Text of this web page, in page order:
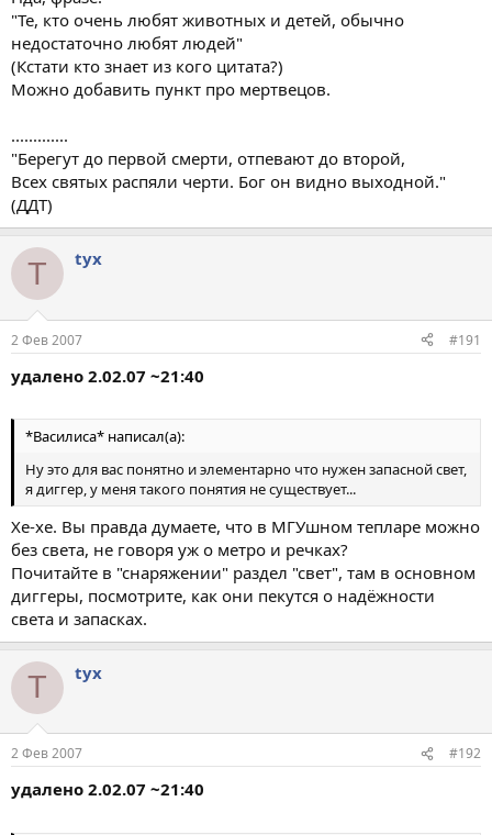
"Те, кто очень любят животных и детей, обычно
недостаточно любят людей"
(Кстати кто знает из кого цитата?)
Можно добавить пункт про мертвецов.
.............
"Берегут до первой смерти, отпевают до второй,
Всех святых распяли черти. Бог он видно выходной."
(ДДТ)
T tyx
2 Фев 2007 #191
удалено 2.02.07 ~21:40
*Василиса* написал(а):
Ну это для вас понятно и элементарно что нужен запасной свет,
я диггер, у меня такого понятия не существует...
Хе-хе. Вы правда думаете, что в МГУшном тепларе можно
без света, не говоря уж о метро и речках?
Почитайте в "снаряжении" раздел "свет", там в основном
диггеры, посмотрите, как они пекутся о надёжности
света и запасках.
T tyx
2 Фев 2007 #192
удалено 2.02.07 ~21:40